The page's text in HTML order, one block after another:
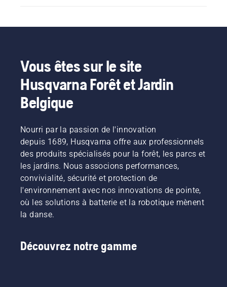
Vous êtes sur le site
Husqvarna Forêt et Jardin
Belgique
Nourri par la passion de l'innovation
depuis 1689, Husqvarna offre aux professionnels
des produits spécialisés pour la forêt, les parcs et
les jardins. Nous associons performances,
convivialité, sécurité et protection de
l'environnement avec nos innovations de pointe,
où les solutions à batterie et la robotique mènent
la danse.
Découvrez notre gamme